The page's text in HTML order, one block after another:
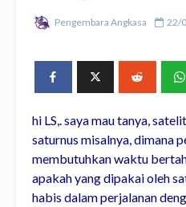
Pengembara Angkasa 22/
hi LS,. saya mau tanya,
saturnus misalnya, dimana
membutuhkan waktu
apakah yang dipakai oleh
habis dalam perjalanan